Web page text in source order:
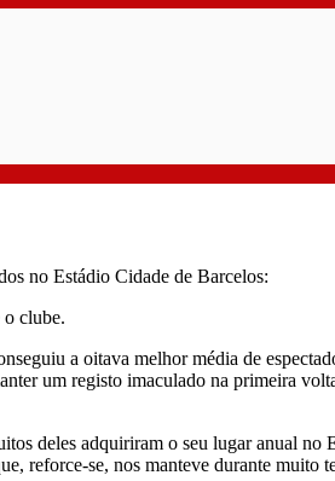
no Estádio Cidade de Barcelos:
clube.
a oitava melhor média de
um registo imaculado na primeira
deles adquiriram o seu lugar anual no
reforce-se, nos manteve durante muito